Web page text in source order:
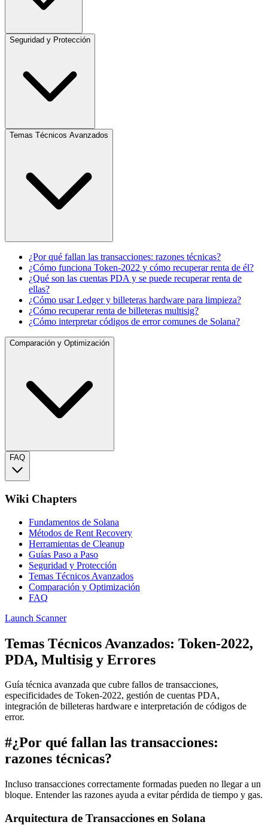
Seguridad y Protección
Temas Técnicos Avanzados
¿Por qué fallan las transacciones: razones técnicas?
¿Cómo funciona Token-2022 y cómo recuperar renta de él?
¿Qué son las cuentas PDA y se puede recuperar renta de
ellas?
¿Cómo usar Ledger y billeteras hardware para limpieza?
¿Cómo recuperar renta de billeteras multisig?
¿Cómo interpretar códigos de error comunes de Solana?
Comparación y Optimización
FAQ
Wiki Chapters
Fundamentos de Solana
Métodos de Rent Recovery
Herramientas de Cleanup
Guías Paso a Paso
Seguridad y Protección
Temas Técnicos Avanzados
Comparación y Optimización
FAQ
Launch Scanner
Temas Técnicos Avanzados: Token-2022,
PDA, Multisig y Errores
Guía técnica avanzada que cubre fallos de transacciones,
especificidades de Token-2022, gestión de cuentas PDA,
integración de billeteras hardware e interpretación de códigos de
error.
#¿Por qué fallan las transacciones:
razones técnicas?
Incluso transacciones correctamente formadas pueden no llegar a un
bloque. Entender las razones ayuda a evitar pérdida de tiempo y gas.
Arquitectura de Transacciones en Solana